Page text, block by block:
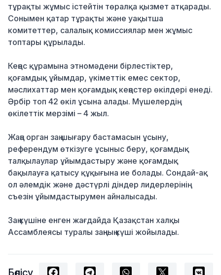
тұрақты жұмыс істейтін төралқа қызмет атқарады.
Сонымен қатар тұрақты және уақытша
комитеттер, салалық комиссиялар мен жұмыс
топтары құрылады.
Кеңес құрамына этномәдени бірлестіктер,
қоғамдық ұйымдар, үкіметтік емес сектор,
мәслихаттар мен қоғамдық кеңестер өкілдері енеді.
Әрбір топ 42 өкіл ұсына алады. Мүшелердің
өкілеттік мерзімі – 4 жыл.
Жаңа орган заң шығару бастамасын ұсыну,
референдум өткізуге ұсыныс беру, қоғамдық
талқылаулар ұйымдастыру және қоғамдық
бақылауға қатысу құқығына ие болады. Сондай-ақ
ол әлемдік және дәстүрлі діндер лидерлерінің
съезін ұйымдастырумен айналысады.
Заң күшіне енген жағдайда Қазақстан халқы
Ассамблеясы туралы заңның күші жойылады.
Бөлісу